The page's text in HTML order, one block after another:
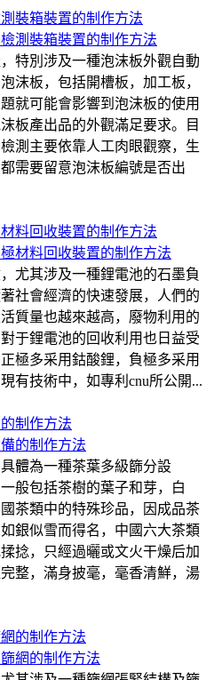
裝箱裝置的制作方法
特別涉及一種泡沫板外觀自動
沫板，包括開槽板，加工板，
就可能會影響到泡沫板的使用
板產出品的外觀滿足要求。目
測主要依靠人工肉眼觀察，生
需要留意泡沫板編號是否出
料回收裝置的制作方法
尤其涉及一種鋰電池的石墨負
社會經濟的快速發展，人們的
質量也越來越高，廢物利用的
于鋰電池的回收利用也日益受
極多采用鈷酸鋰，負極多采用
有技術中，如專利cnu所公開...
制作方法
體為一種茶葉多級篩分設
般包括茶樹的葉子和芽，白
茶類中的特殊珍品，因成品茶
銀似雪而得名，中國六大茶類
捻，只經過曬或文火干燥后加
整，滿身披毫，毫香清鮮，湯
的制作方法